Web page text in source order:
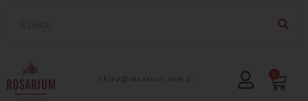
lp.moc.muirasor@pelks 0